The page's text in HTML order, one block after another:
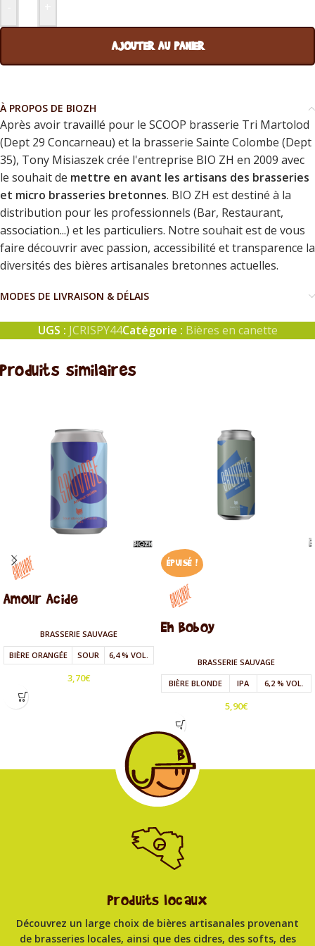
AJOUTER AU PANIER
À PROPOS DE BIOZH
Après avoir travaillé pour le SCOOP brasserie Tri Martolod
(Dept 29 Concarneau) et la brasserie Sainte Colombe (Dept
35), Tony Misiaszek crée l'entreprise BIO ZH en 2009 avec
le souhait de mettre en avant les artisans des brasseries
et micro brasseries bretonnes. BIO ZH est destiné à la
distribution pour les professionnels (Bar, Restaurant,
association...) et les particuliers. Notre souhait est de vous
faire découvrir avec passion, accessibilité et transparence la
diversités des bières artisanales bretonnes actuelles.
MODES DE LIVRAISON & DÉLAIS
UGS : JCRISPY44Catégorie : Bières en canette
Produits similaires
Amour Acide
BRASSERIE SAUVAGE
BIÈRE ORANGÉE
SOUR 6,4 % VOL.
3,70€
ÉPUISÉ !
Eh Boboy
BRASSERIE SAUVAGE
BIÈRE BLONDE
IPA 6,2 % VOL.
5,90€
Produits locaux
Découvrez un large choix de bières artisanales provenant
de brasseries locales, ainsi que des cidres, des softs, des